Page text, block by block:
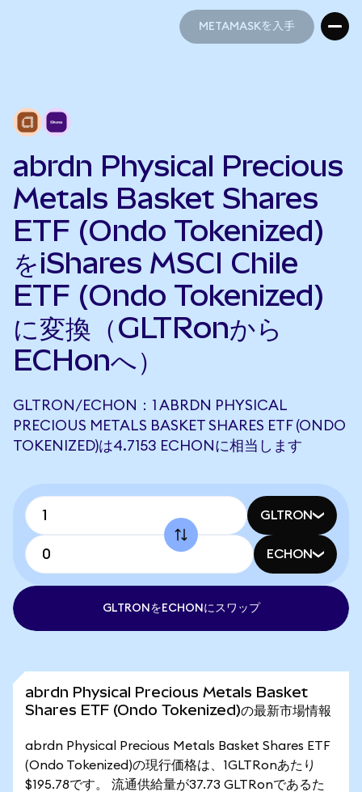
METAMASKを入手
abrdn Physical Precious
Metals Basket Shares
ETF (Ondo Tokenized)
をiShares MSCI Chile
ETF (Ondo Tokenized)
に変換（GLTRonから
ECHonへ）
GLTRON/ECHON：1 ABRDN PHYSICAL
PRECIOUS METALS BASKET SHARES ETF (ONDO
TOKENIZED)は4.7153 ECHONに相当します
GLTRON
ECHON
GLTRONをECHONにスワップ
abrdn Physical Precious Metals Basket
Shares ETF (Ondo Tokenized)の最新市場情報
abrdn Physical Precious Metals Basket Shares ETF
(Ondo Tokenized)の現行価格は、1GLTRonあたり
$195.78です。 流通供給量が37.73 GLTRonであるた